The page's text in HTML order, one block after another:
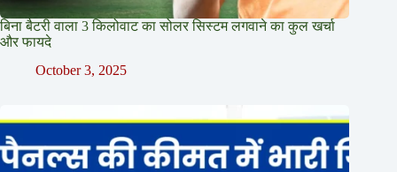
बिना बैटरी वाला 3 किलोवाट का सोलर सिस्टम लगवाने का कुल खर्चा
और फायदे
October 3, 2025